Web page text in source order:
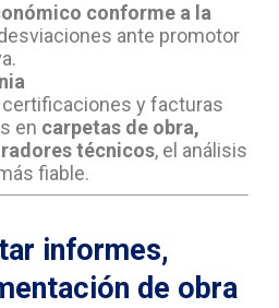
conforme a la
ante promotor
y facturas
en carpetas de obra,
técnicos, el análisis
fiable.
informes,
de obra